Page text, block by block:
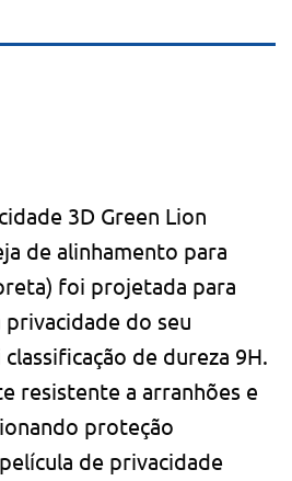
3D Green Lion
de alinhamento para
foi projetada para
do seu
de dureza 9H.
resistente a arranhões e
proteção
de privacidade